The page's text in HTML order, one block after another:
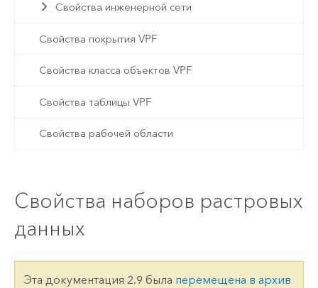
Свойства инженерной сети
Свойства покрытия VPF
Свойства класса объектов VPF
Свойства таблицы VPF
Свойства рабочей области
Свойства наборов растровых
данных
Эта документация 2.9 была перемещена в архив